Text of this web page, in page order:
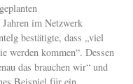
im Netzwerk
bestätigte, dass „viel
werden kommen“. Dessen
das brauchen wir“ und
Beispiel für ein